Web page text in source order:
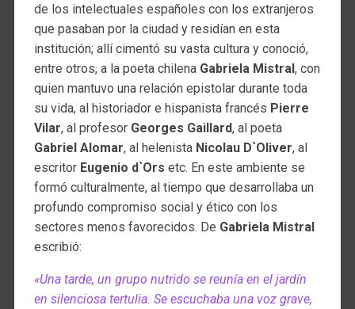
de los intelectuales españoles con los extranjeros
que pasaban por la ciudad y residían en esta
institución; allí cimentó su vasta cultura y conoció,
entre otros, a la poeta chilena Gabriela Mistral, con
quien mantuvo una relación epistolar durante toda
su vida, al historiador e hispanista francés Pierre
Vilar, al profesor Georges Gaillard, al poeta
Gabriel Alomar, al helenista Nicolau D`Oliver, al
escritor Eugenio d`Ors etc. En este ambiente se
formó culturalmente, al tiempo que desarrollaba un
profundo compromiso social y ético con los
sectores menos favorecidos. De Gabriela Mistral
escribió:
«Una tarde, un grupo nutrido se reunía en el jardín
en silenciosa tertulia. Se escuchaba una voz grave,